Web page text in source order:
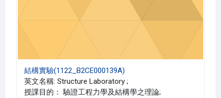
結構實驗(1122_B2CE000139A)
英文名稱: Structure Laboratory ;
授課目的： 驗證工程力學及結構學之理論;